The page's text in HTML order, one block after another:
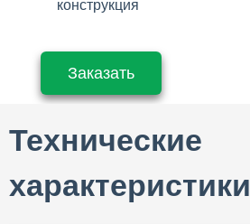
конструкция
Заказать
Технические
характеристики